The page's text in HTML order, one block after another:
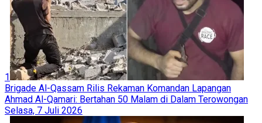
1
Brigade Al-Qassam Rilis Rekaman Komandan Lapangan
Ahmad Al-Qamari: Bertahan 50 Malam di Dalam Terowongan
Selasa, 7 Juli 2026